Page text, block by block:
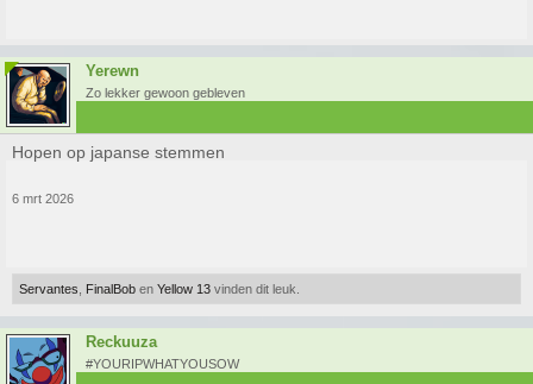
Yerewn
Zo lekker gewoon gebleven
Hopen op japanse stemmen
6 mrt 2026
Servantes FinalBob en Yellow 13 vinden dit leuk.
Reckuuza
#YOURIPWHATYOUSOW